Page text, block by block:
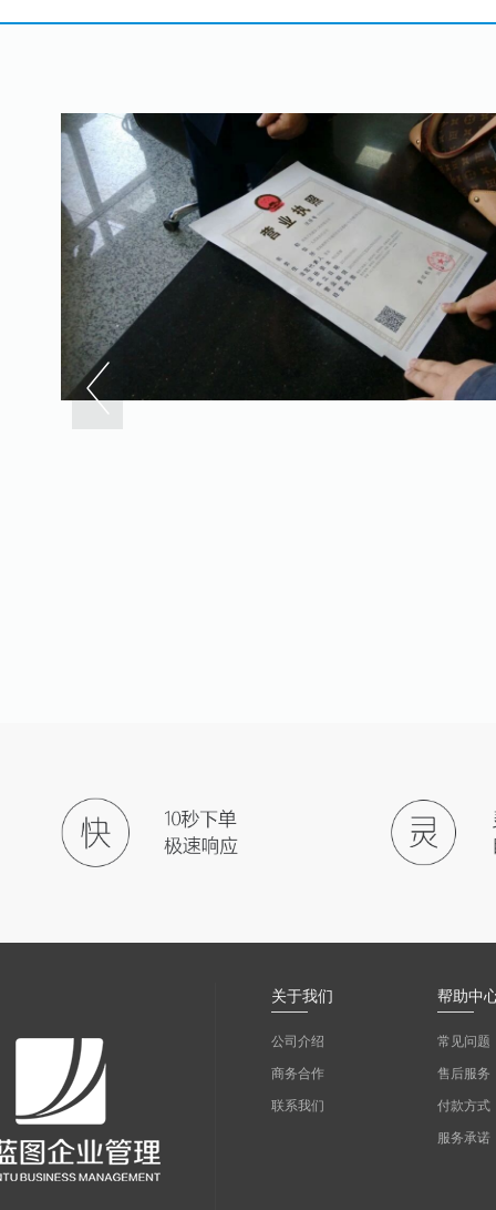
关于我们
公司介绍
商务合作
联系我们
帮助中
常见问题
售后服务
付款方式
服务承诺